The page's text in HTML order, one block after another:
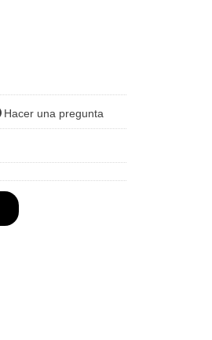
Hacer una pregunta